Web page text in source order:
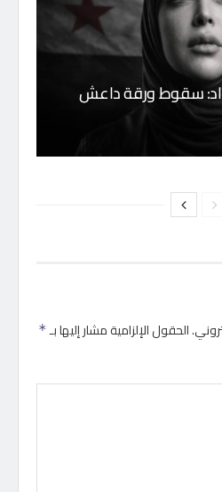
سقوط ورقة داعش
الحقول الإلزامية مشار إليها بـ *